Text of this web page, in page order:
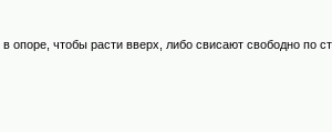
чтобы расти вверх, либо свисают свободно по